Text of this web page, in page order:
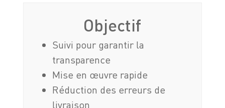
Objectif
Suivi pour garantir la
transparence
Mise en œuvre rapide
Réduction des erreurs de
livraison